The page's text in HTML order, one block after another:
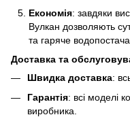
Економія: завдяки
Вулкан дозволяють
та гаряче
Доставка та
Швидка доставка:
Гарантія: всі моделі
виробника.